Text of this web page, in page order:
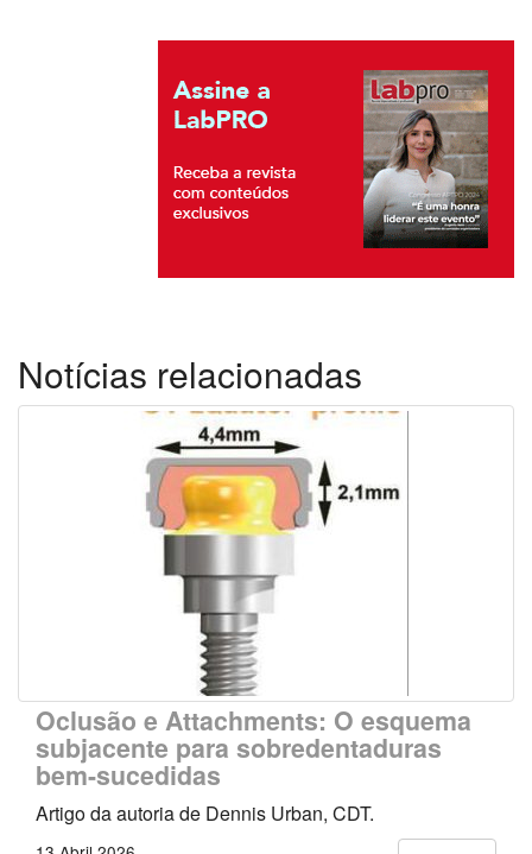
Notícias relacionadas
Oclusão e Attachments: O esquema
subjacente para sobredentaduras
bem-sucedidas
Artigo da autoria de Dennis Urban, CDT.